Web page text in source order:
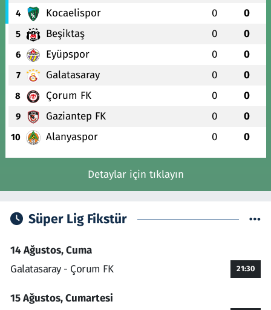
4 Kocaelispor 0 0
5 Beşiktaş 0 0
6 Eyüpspor 0 0
7 Galatasaray 0 0
8 Çorum FK 0 0
9 Gaziantep FK 0 0
10 Alanyaspor 0 0
Detaylar için tıklayın
Süper Lig Fikstür
14 Ağustos, Cuma
Galatasaray - Çorum FK
21:30
15 Ağustos, Cumartesi